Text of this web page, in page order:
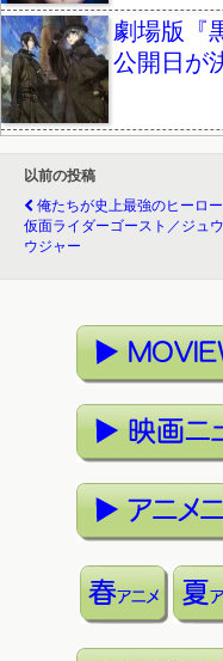
劇場版『
公開日が
以前の投稿
俺たちが史上最強のヒーロー
仮面ライダーゴースト／ジュ
ウジャー